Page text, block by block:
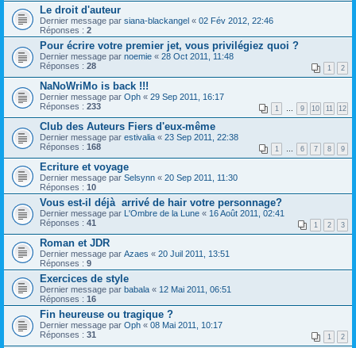
Le droit d'auteur
Dernier message par siana-blackangel « 02 Fév 2012, 22:46
Réponses : 2
Pour écrire votre premier jet, vous privilégiez quoi ?
Dernier message par noemie « 28 Oct 2011, 11:48
Réponses : 28 1 2
NaNoWriMo is back !!!
Dernier message par Oph « 29 Sep 2011, 16:17
Réponses : 233 1 … 9 10 11 12
Club des Auteurs Fiers d'eux-même
Dernier message par estivalia « 23 Sep 2011, 22:38
Réponses : 168 1 … 6 7 8 9
Ecriture et voyage
Dernier message par Selsynn « 20 Sep 2011, 11:30
Réponses : 10
Vous est-il déjà arrivé de hair votre personnage?
Dernier message par L'Ombre de la Lune « 16 Août 2011, 02:41
Réponses : 41 1 2 3
Roman et JDR
Dernier message par Azaes « 20 Juil 2011, 13:51
Réponses : 9
Exercices de style
Dernier message par babala « 12 Mai 2011, 06:51
Réponses : 16
Fin heureuse ou tragique ?
Dernier message par Oph « 08 Mai 2011, 10:17
Réponses : 31 1 2